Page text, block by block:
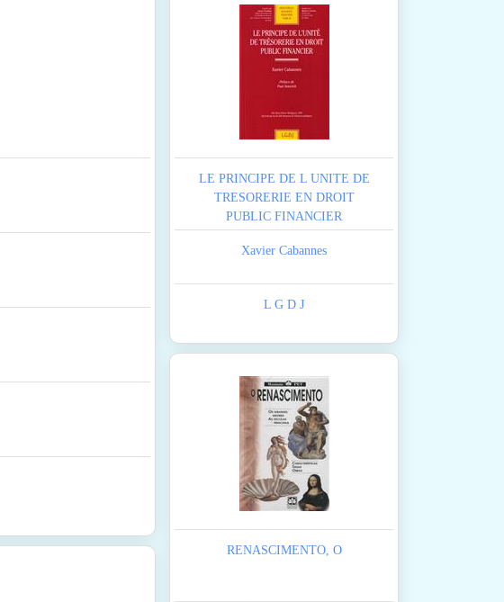
LE PRINCIPE DE L UNITE DE
TRESORERIE EN DROIT
PUBLIC FINANCIER
Xavier Cabannes
L G D J
RENASCIMENTO, O